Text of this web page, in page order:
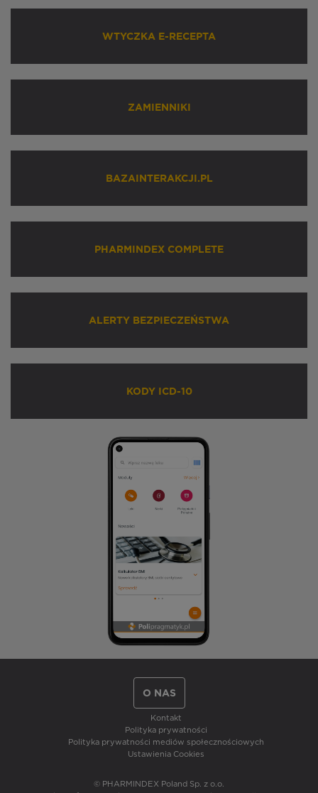
WTYCZKA E-RECEPTA
ZAMIENNIKI
BAZAINTERAKCJI.PL
PHARMINDEX COMPLETE
ALERTY BEZPIECZEŃSTWA
KODY ICD-10
O NAS
Kontakt
Polityka prywatności
Polityka prywatności mediów społecznościowych
Ustawienia Cookies
© PHARMINDEX Poland Sp. z o.o.